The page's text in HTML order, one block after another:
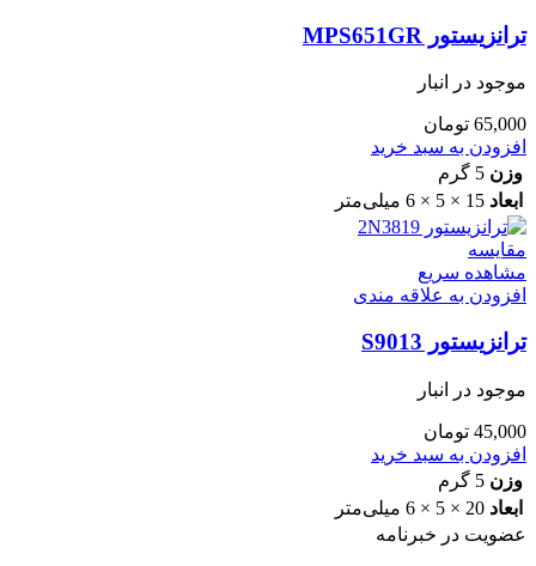
ترانزیستور MPS651GR
موجود در انبار
65,000 تومان
افزودن به سبد خرید
وزن 5 گرم
ابعاد 15 × 5 × 6 میلی‌متر
مقایسه
مشاهده سریع
افزودن به علاقه مندی
ترانزیستور S9013
موجود در انبار
45,000 تومان
افزودن به سبد خرید
وزن 5 گرم
ابعاد 20 × 5 × 6 میلی‌متر
عضویت در خبرنامه